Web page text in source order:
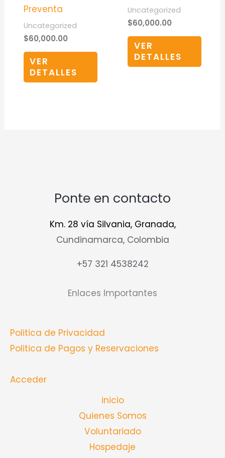
Preventa
Uncategorized
$60,000.00
VER
DETALLES
Uncategorized
$60,000.00
VER
DETALLES
Ponte en contacto
Km. 28 vía Silvania, Granada,
Cundinamarca, Colombia
+57 321 4538242
Enlaces Importantes
Politica de Privacidad
Politica de Pagos y Reservaciones
Acceder
inicio
Quienes Somos
Voluntariado
Hospedaje